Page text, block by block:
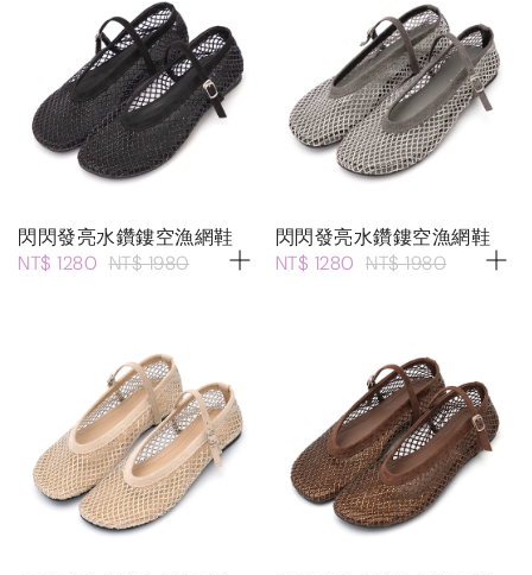
閃閃發亮水鑽鏤空漁網鞋
NT$ 1280 NT$ 1980
閃閃發亮水鑽鏤空漁網鞋
NT$ 1280 NT$ 1980